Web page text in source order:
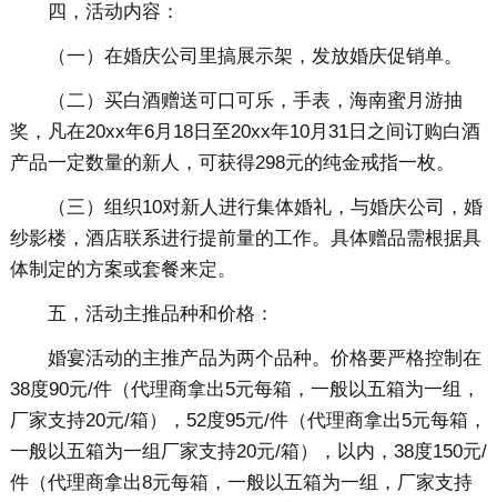
四，活动内容：
（一）在婚庆公司里搞展示架，发放婚庆促销单。
（二）买白酒赠送可口可乐，手表，海南蜜月游抽
奖，凡在20xx年6月18日至20xx年10月31日之间订购白酒
产品一定数量的新人，可获得298元的纯金戒指一枚。
（三）组织10对新人进行集体婚礼，与婚庆公司，婚
纱影楼，酒店联系进行提前量的工作。具体赠品需根据具
体制定的方案或套餐来定。
五，活动主推品种和价格：
婚宴活动的主推产品为两个品种。价格要严格控制在
38度90元/件（代理商拿出5元每箱，一般以五箱为一组，
厂家支持20元/箱），52度95元/件（代理商拿出5元每箱，
一般以五箱为一组厂家支持20元/箱），以内，38度150元/
件（代理商拿出8元每箱，一般以五箱为一组，厂家支持